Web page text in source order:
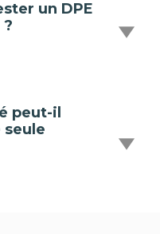
un DPE
peut-il
seule